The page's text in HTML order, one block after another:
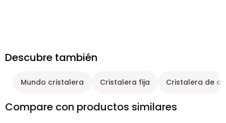
Descubre también
Mundo cristalera Cristalera fija Cristalera de
Compare con productos similares